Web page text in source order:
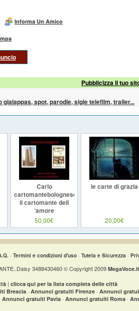
Informa Un Amico
Pubblicizza il tuo
spot, parodie, sigle telefilm, trailer...
Carlo
cartomantebolognese
il cartomante dell
‘amore
50,00€
le carte di grazia
20,00€
· Termini e condizioni d'uso · Tutela e Sicurezza ·
3488430460 © Copyright 2009MegaVoce.it
| clicca qui per la lista completa delle città
Brescia · Annunci gratuiti Firenze · Annunci
Annunci gratuiti Pavia· Annunci gratuiti Roma·